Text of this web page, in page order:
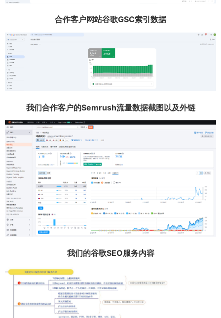
合作客户网站谷歌GSC索引数据
我们合作客户的Semrush流量数据截图以及外链
我们的谷歌SEO服务内容